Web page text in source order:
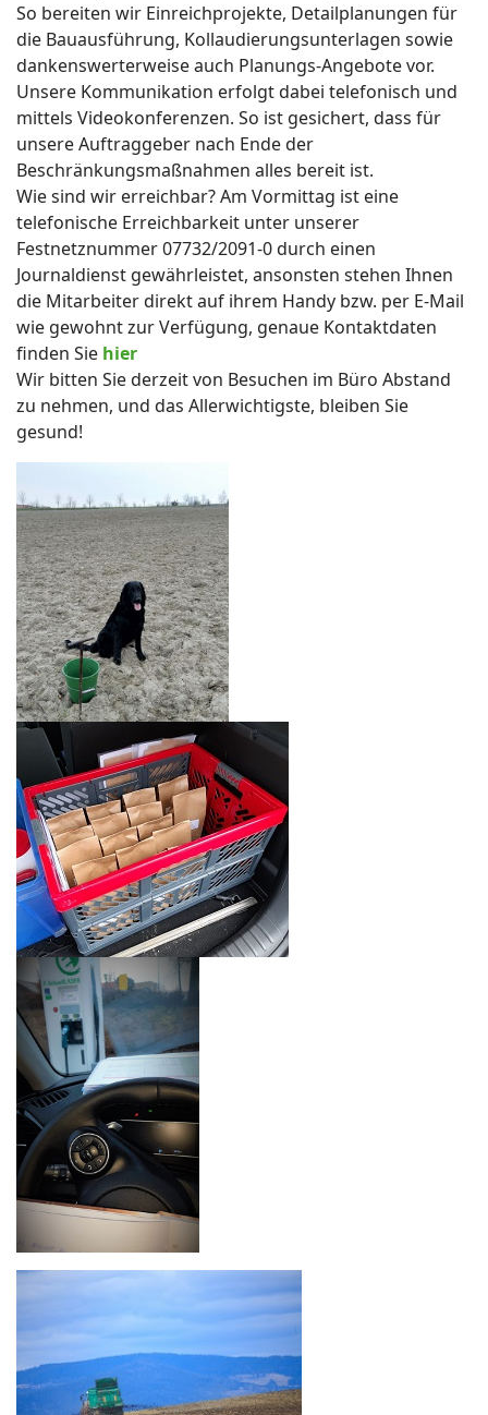
So bereiten wir Einreichprojekte, Detailplanungen für
die Bauausführung, Kollaudierungsunterlagen sowie
dankenswerterweise auch Planungs-Angebote vor.
Unsere Kommunikation erfolgt dabei telefonisch und
mittels Videokonferenzen. So ist gesichert, dass für
unsere Auftraggeber nach Ende der
Beschränkungsmaßnahmen alles bereit ist.
Wie sind wir erreichbar? Am Vormittag ist eine
telefonische Erreichbarkeit unter unserer
Festnetznummer 07732/2091-0 durch einen
Journaldienst gewährleistet, ansonsten stehen Ihnen
die Mitarbeiter direkt auf ihrem Handy bzw. per E-Mail
wie gewohnt zur Verfügung, genaue Kontaktdaten
finden Sie hier
Wir bitten Sie derzeit von Besuchen im Büro Abstand
zu nehmen, und das Allerwichtigste, bleiben Sie
gesund!